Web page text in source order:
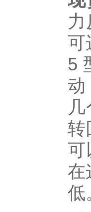
可
5
动
转
可
在
低